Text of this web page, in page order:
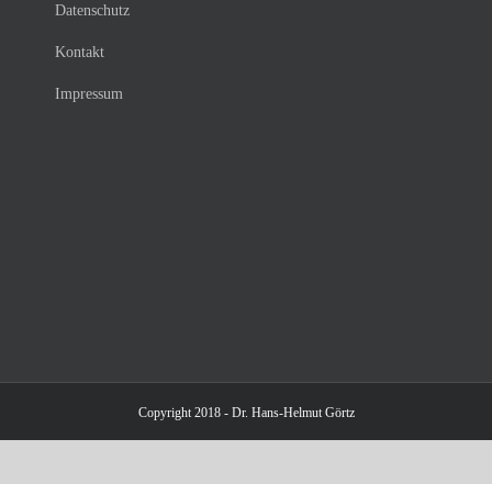
Datenschutz
Kontakt
Impressum
Copyright 2018 - Dr. Hans-Helmut Görtz